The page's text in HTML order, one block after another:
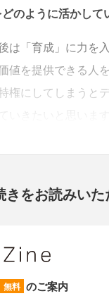
のように活かして
は「育成」に力を
値を提供できる人
権にしてしまうと
きをお読みい
無料 のご案内